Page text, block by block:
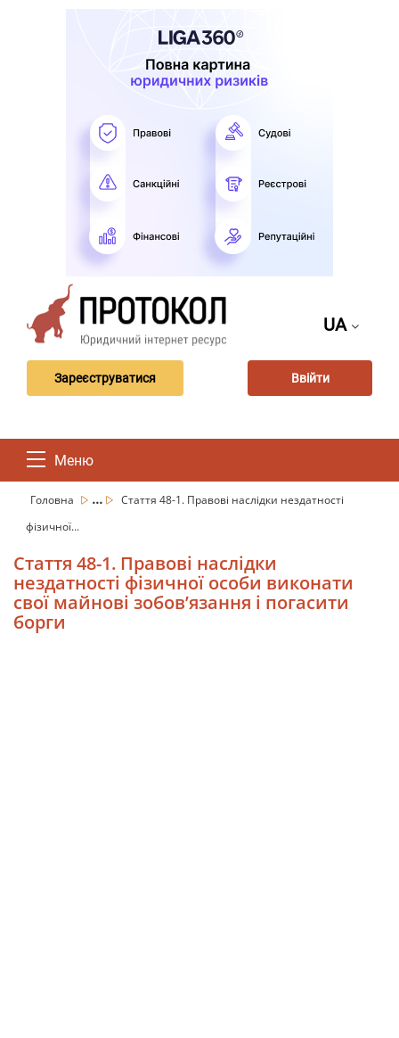
UA
Зареєструватися Ввійти
Меню
Головна ...
Стаття 48-1. Правові наслідки нездатності
фізичної...
Стаття 48-1. Правові наслідки
нездатності фізичної особи виконати
свої майнові зобов’язання і погасити
борги